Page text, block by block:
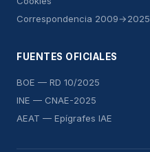
Correspondencia 2009→2025
FUENTES OFICIALES
BOE — RD 10/2025
INE — CNAE-2025
AEAT — Epígrafes IAE